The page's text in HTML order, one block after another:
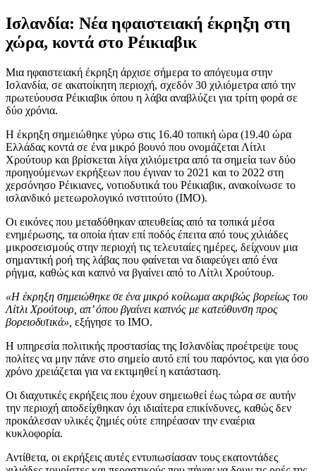
Ισλανδία: Νέα ηφαιστειακή έκρηξη στη
χώρα, κοντά στο Ρέικιαβικ
Μια ηφαιστειακή έκρηξη άρχισε σήμερα το απόγευμα στην
Ισλανδία, σε ακατοίκητη περιοχή, σχεδόν 30 χιλιόμετρα από την
πρωτεύουσα Ρέικιαβικ όπου η λάβα αναβλύζει για τρίτη φορά σε
δύο χρόνια.
Η έκρηξη σημειώθηκε γύρω στις 16.40 τοπική ώρα (19.40 ώρα
Ελλάδας κοντά σε ένα μικρό βουνό που ονομάζεται Λίτλι
Χρούτουρ και βρίσκεται λίγα χιλιόμετρα από τα σημεία των δύο
προηγούμενων εκρήξεων που έγιναν το 2021 και το 2022 στη
χερσόνησο Ρέικιανες, νοτιοδυτικά του Ρέικιαβικ, ανακοίνωσε το
ισλανδικό μετεωρολογικό ινστιτούτο (IMO).
Οι εικόνες που μεταδόθηκαν απευθείας από τα τοπικά μέσα
ενημέρωσης, τα οποία ήταν επί ποδός έπειτα από τους χιλιάδες
μικροσεισμούς στην περιοχή τις τελευταίες ημέρες, δείχνουν μια
σημαντική ροή της λάβας που φαίνεται να διαφεύγει από ένα
ρήγμα, καθώς και καπνό να βγαίνει από το Λίτλι Χρούτουρ.
«Η έκρηξη σημειώθηκε σε ένα μικρό κοίλωμα ακριβώς βορείως του
Λίτλι Χρούτουρ, απ’ όπου βγαίνει καπνός με κατεύθυνση προς
βορειοδυτικά», εξήγησε το IMO.
Η υπηρεσία πολιτικής προστασίας της Ισλανδίας προέτρεψε τους
πολίτες να μην πάνε στο σημείο αυτό επί του παρόντος, και για όσο
χρόνο χρειάζεται για να εκτιμηθεί η κατάσταση.
Οι διαχυτικές εκρήξεις που έχουν σημειωθεί έως τώρα σε αυτήν
την περιοχή αποδείχθηκαν όχι ιδιαίτερα επικίνδυνες, καθώς δεν
προκάλεσαν υλικές ζημιές ούτε επηρέασαν την εναέρια
κυκλοφορία.
Αντίθετα, οι εκρήξεις αυτές εντυπωσίασαν τους εκατοντάδες